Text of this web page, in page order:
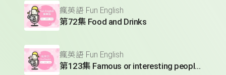
瘋英語 Fun English
第72集 Food and Drinks
瘋英語 Fun English
第123集 Famous or interesting people (Making compliments)